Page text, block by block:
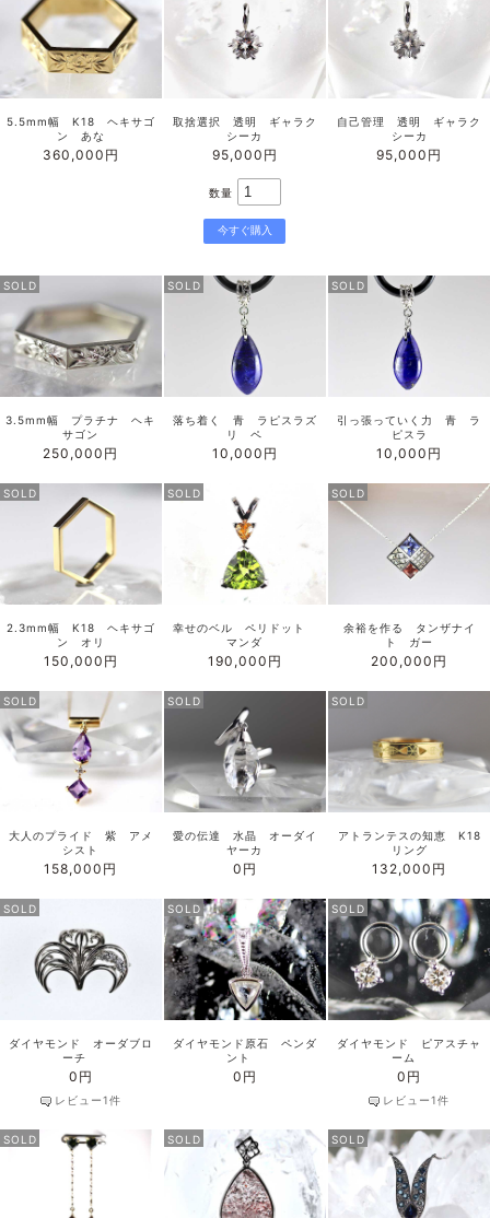
5.5mm幅 K18 ヘキサゴ
ン あな
360,000円
取捨選択 透明 ギャラク
シーカ
95,000円
数量
自己管理 透明 ギャラク
シーカ
95,000円
SOLD
3.5mm幅 プラチナ ヘキ
サゴン
250,000円
SOLD
落ち着く 青 ラピスラズ
リ ペ
10,000円
SOLD
引っ張っていく力 青 ラ
ピスラ
10,000円
SOLD
2.3mm幅 K18 ヘキサゴ
ン オリ
150,000円
SOLD
幸せのベル ペリドット
マンダ
190,000円
SOLD
余裕を作る タンザナイ
ト ガー
200,000円
SOLD
大人のプライド 紫 アメ
シスト
158,000円
SOLD
愛の伝達 水晶 オーダイ
ヤーカ
0円
SOLD
アトランテスの知恵 K18
リング
132,000円
SOLD
ダイヤモンド オーダブロ
ーチ
0円
レビュー1件
SOLD
ダイヤモンド原石 ペンダ
ント
0円
SOLD
ダイヤモンド ピアスチャ
ーム
0円
レビュー1件
SOLD SOLD SOLD